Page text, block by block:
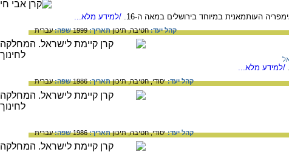
העותמאנית במיוחד בירושלים במאה ה-16. /למידע מלא...
קהל יעד:חטיבה,תיכוןתאריך:1999 שפה:עברית
/למידע מלא...
קהל יעד:יסודי,חטיבה,תיכוןתאריך:1986 שפה:עברית
קהל יעד:יסודי,חטיבה,תיכוןתאריך:1986 שפה:עברית